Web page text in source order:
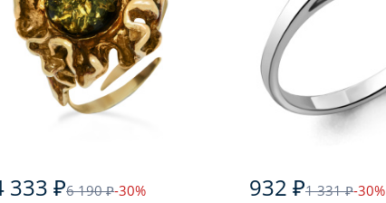
333 ₽6 190 ₽-30% 932 ₽1 331 ₽-30%